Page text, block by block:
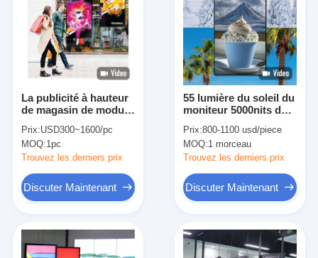
La publicité à hauteur
de magasin de module
à cristaux liquides de
fenêtre d'éclat de 43
pouces
Prix:USD300~1600/pc
MOQ:1pc
Trouvez les derniers prix
Discuter Maintenant
55 lumière du soleil du
moniteur 5000nits de
d'affichage à cristaux
liquides de fenêtre de
Digital de pouce lisible
Prix:800-1100 usd/piece
MOQ:1 morceau
Trouvez les derniers prix
Discuter Maintenant